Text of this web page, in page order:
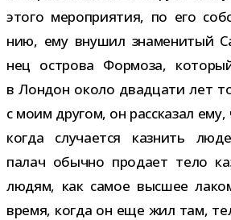
этого меро­при­я­тия, по его
нию, ему вну­шил зна­ме­ни­тый
нец ост­рова Формоза,
в Лондон около два­дцати лет
с моим дру­гом, он рас­ска­зал
когда слу­ча­ется каз­нить
палач обычно про­дает тело
людям, как самое выс­шее
время, когда он еще жил там,